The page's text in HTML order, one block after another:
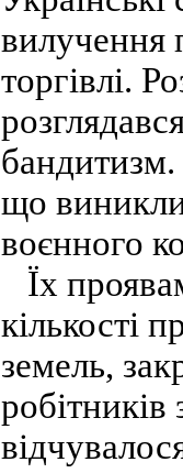
вилучення
торгівлі.
що виникли
воєнного
Їх
кількості
земель,